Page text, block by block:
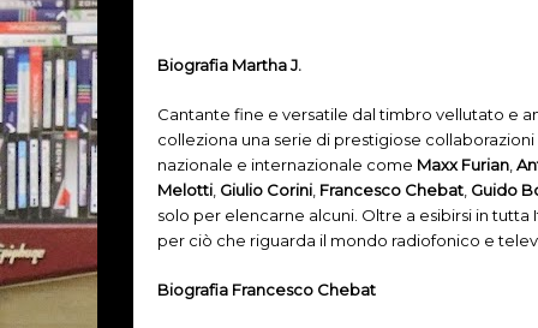
Biografia Martha J.
Cantante fine e versatile dal timbro vellutato e
colleziona una serie di prestigiose
nazionale e internazionale come Maxx Furian
Melotti Giulio Corini Francesco Chebat Guido
solo per elencarne alcuni. Oltre a esibirsi in tutta
per ciò che riguarda il mondo radiofonico e
Biografia Francesco Chebat